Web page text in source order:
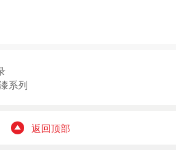
系列
返回顶部